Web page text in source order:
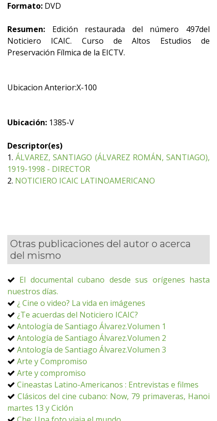
Formato: DVD
Resumen: Edición restaurada del número 497del
Noticiero ICAIC. Curso de Altos Estudios de
Preservación Fílmica de la EICTV.
Ubicacion Anterior:X-100
Ubicación: 1385-V
Descriptor(es)
1.ÁLVAREZ, SANTIAGO (ÁLVAREZ ROMÁN, SANTIAGO),
1919-1998 - DIRECTOR
2. NOTICIERO ICAIC LATINOAMERICANO
Otras publicaciones del autor o acerca
del mismo
El documental cubano desde sus orígenes hasta
nuestros días.
¿ Cine o video? La vida en imágenes
¿Te acuerdas del Noticiero ICAIC?
Antología de Santiago Álvarez.Volumen 1
Antología de Santiago Álvarez.Volumen 2
Antología de Santiago Álvarez.Volumen 3
Arte y Compromiso
Arte y compromiso
Cineastas Latino-Americanos : Entrevistas e filmes
Clásicos del cine cubano: Now, 79 primaveras, Hanoi
martes 13 y Ciclón